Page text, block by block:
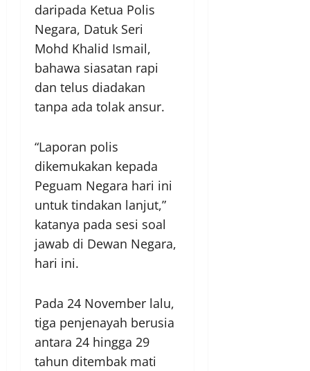
daripada Ketua Polis
Negara, Datuk Seri
Mohd Khalid Ismail,
bahawa siasatan rapi
dan telus diadakan
tanpa ada tolak ansur.
“Laporan polis
dikemukakan kepada
Peguam Negara hari ini
untuk tindakan lanjut,”
katanya pada sesi soal
jawab di Dewan Negara,
hari ini.
Pada 24 November lalu,
tiga penjenayah berusia
antara 24 hingga 29
tahun ditembak mati